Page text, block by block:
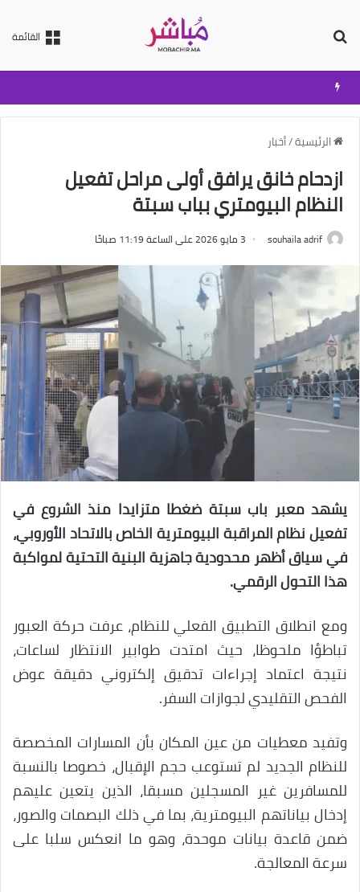
القائمة
الرئيسية/أخبار
ازدحام خانق يرافق أولى مراحل تفعيل
النظام البيومتري بباب سبتة
souhaila adrif 3 مايو 2026 على الساعة 11:19 صباحًا
يشهد معبر باب سبتة ضغطا متزايدا منذ الشروع في
تفعيل نظام المراقبة البيومترية الخاص بالاتحاد الأوروبي،
في سياق أظهر محدودية جاهزية البنية التحتية لمواكبة
هذا التحول الرقمي.
ومع انطلاق التطبيق الفعلي للنظام، عرفت حركة العبور
تباطؤا ملحوظا، حيث امتدت طوابير الانتظار لساعات،
نتيجة اعتماد إجراءات تدقيق إلكتروني دقيقة عوض
الفحص التقليدي لجوازات السفر.
وتفيد معطيات من عين المكان بأن المسارات المخصصة
للنظام الجديد لم تستوعب حجم الإقبال، خصوصا بالنسبة
للمسافرين غير المسجلين مسبقا، الذين يتعين عليهم
إدخال بياناتهم البيومترية، بما في ذلك البصمات والصور،
ضمن قاعدة بيانات موحدة، وهو ما انعكس سلبا على
سرعة المعالجة.